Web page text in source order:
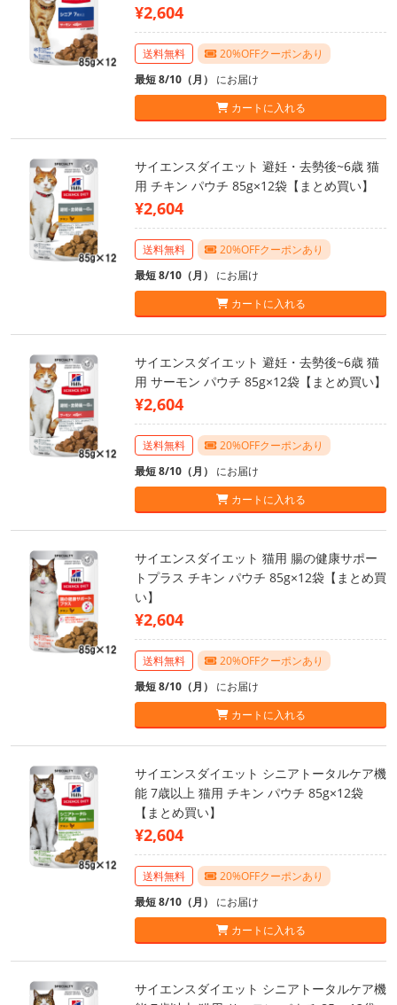
¥2,604
送料無料
20%OFFクーポンあり
最短 8/10（月） にお届け
カートに入れる
サイエンスダイエット 避妊・去勢後~6歳 猫
用 チキン パウチ 85g×12袋【まとめ買い】
¥2,604
送料無料
20%OFFクーポンあり
最短 8/10（月） にお届け
カートに入れる
サイエンスダイエット 避妊・去勢後~6歳 猫
用 サーモン パウチ 85g×12袋【まとめ買い】
¥2,604
送料無料
20%OFFクーポンあり
最短 8/10（月） にお届け
カートに入れる
サイエンスダイエット 猫用 腸の健康サポー
トプラス チキン パウチ 85g×12袋【まとめ買
い】
¥2,604
送料無料
20%OFFクーポンあり
最短 8/10（月） にお届け
カートに入れる
サイエンスダイエット シニアトータルケア機
能 7歳以上 猫用 チキン パウチ 85g×12袋
【まとめ買い】
¥2,604
送料無料
20%OFFクーポンあり
最短 8/10（月） にお届け
カートに入れる
サイエンスダイエット シニアトータルケア機